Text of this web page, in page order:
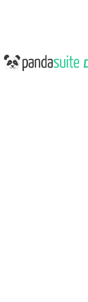
PandaSuite Docs